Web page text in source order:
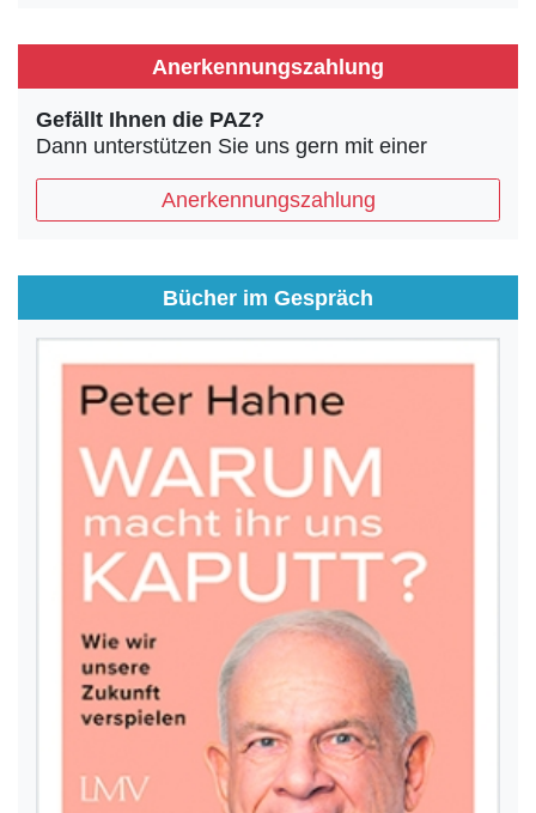
Anerkennungszahlung
Gefällt Ihnen die PAZ?
Dann unterstützen Sie uns gern mit einer
Anerkennungszahlung
Bücher im Gespräch